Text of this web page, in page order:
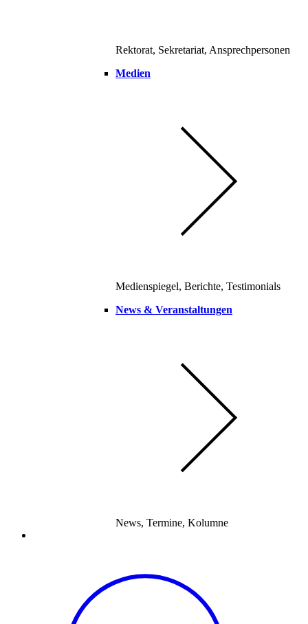
Rektorat, Sekretariat, Ansprechpersonen
Medien
Medienspiegel, Berichte, Testimonials
News & Veranstaltungen
News, Termine, Kolumne